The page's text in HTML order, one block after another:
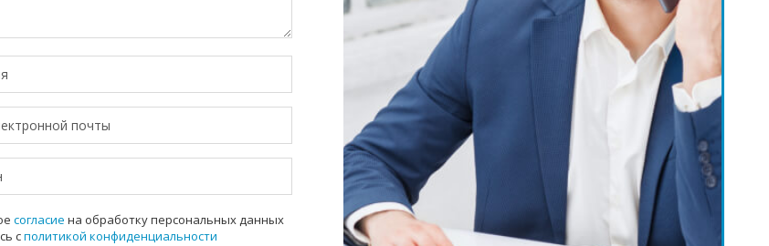
согласие на обработку персональных данных
сполитикой конфиденциальности